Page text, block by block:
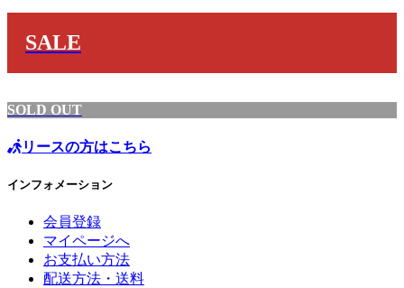
SALE
SOLD OUT
リースの方はこちら
インフォメーション
会員登録
マイページへ
お支払い方法
配送方法・送料